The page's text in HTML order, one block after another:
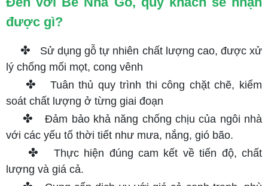
được gì?
✤
Sử dụng gỗ tự nhiên chất lượng cao, được xử
lý chống mối mọt, cong vênh
✤
Tuân thủ quy trình thi công chặt chẽ, kiểm
soát chất lượng ở từng giai đoạn
✤
Đảm bảo khả năng chống chịu của ngôi nhà
với các yếu tố thời tiết như mưa, nắng, gió bão.
✤
Thực hiện đúng cam kết về tiến độ, chất
lượng và giá cả.